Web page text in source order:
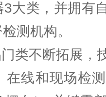
大类，并拥有
测机构。
类不断拓展，
在线和现场检